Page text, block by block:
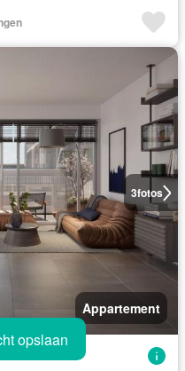
3fotos
Appartement
opslaan